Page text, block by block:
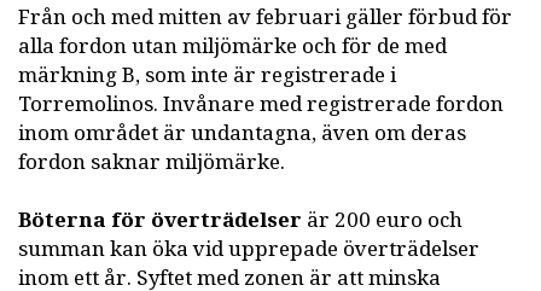
Från och med mitten av februari gäller förbud för
alla fordon utan miljömärke och för de med
märkning B, som inte är registrerade i
Torremolinos. Invånare med registrerade fordon
inom området är undantagna, även om deras
fordon saknar miljömärke.
Böterna för överträdelser är 200 euro och
summan kan öka vid upprepade överträdelser
inom ett år. Syftet med zonen är att minska